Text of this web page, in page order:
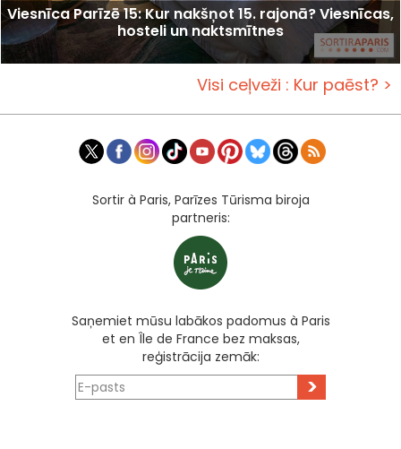
Viesnīca Parīzē 15: Kur nakšņot 15. rajonā? Viesnīcas,
hosteli un naktsmītnes
Visi ceļveži : Kur paēst? >
Sortir à Paris, Parīzes Tūrisma biroja
partneris:
Saņemiet mūsu labākos padomus à Paris
et en Île de France bez maksas,
reģistrācija zemāk:
>